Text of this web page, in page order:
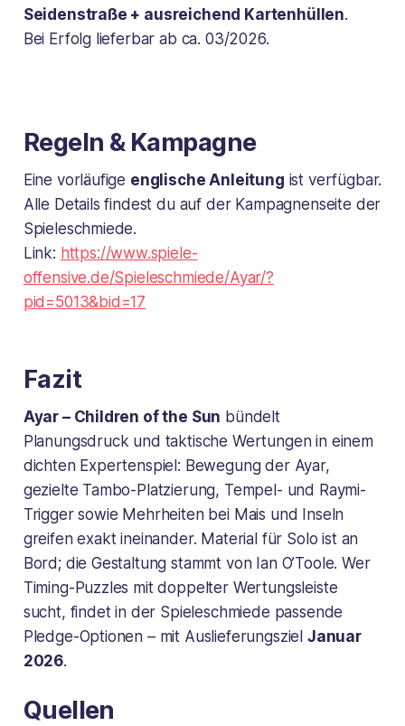
Seidenstraße + ausreichend Kartenhüllen.
Bei Erfolg lieferbar ab ca. 03/2026.
Regeln & Kampagne
Eine vorläufige englische Anleitung ist verfügbar.
Alle Details findest du auf der Kampagnenseite der
Spieleschmiede.
Link: https://www.spiele-
offensive.de/Spieleschmiede/Ayar/?
pid=5013&bid=17
Fazit
Ayar – Children of the Sun bündelt
Planungsdruck und taktische Wertungen in einem
dichten Expertenspiel: Bewegung der Ayar,
gezielte Tambo-Platzierung, Tempel- und Raymi-
Trigger sowie Mehrheiten bei Mais und Inseln
greifen exakt ineinander. Material für Solo ist an
Bord; die Gestaltung stammt von Ian O’Toole. Wer
Timing-Puzzles mit doppelter Wertungsleiste
sucht, findet in der Spieleschmiede passende
Pledge-Optionen – mit Auslieferungsziel Januar
2026.
Quellen